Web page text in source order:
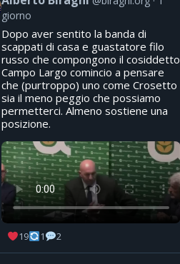
giorno
Dopo aver sentito la banda di
scappati di casa e guastatore filo
russo che compongono il cosiddetto
Campo Largo comincio a pensare
che (purtroppo) uno come Crosetto
sia il meno peggio che possiamo
permetterci. Almeno sostiene una
posizione.
19 1 2